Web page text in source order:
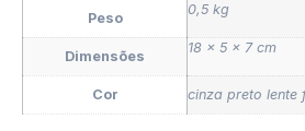
Peso
0,5 kg
Dimensões
18 × 5 × 7 cm
Cor cinza preto lente